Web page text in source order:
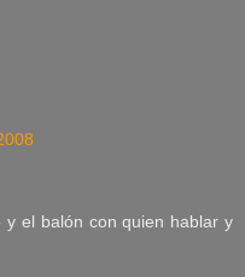
el balón con quien hablar y